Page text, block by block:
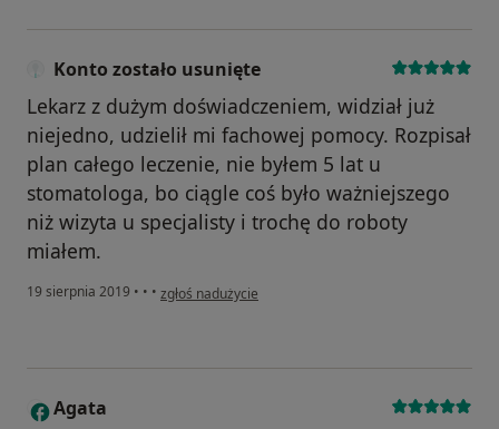
Konto zostało usunięte
Lekarz z dużym doświadczeniem, widział już
niejedno, udzielił mi fachowej pomocy. Rozpisał
plan całego leczenie, nie byłem 5 lat u
stomatologa, bo ciągle coś było ważniejszego
niż wizyta u specjalisty i trochę do roboty
miałem.
19 sierpnia 2019 • • • w opinii użytkownika Konto zostało usunięte
zgłoś nadużycie
A Agata